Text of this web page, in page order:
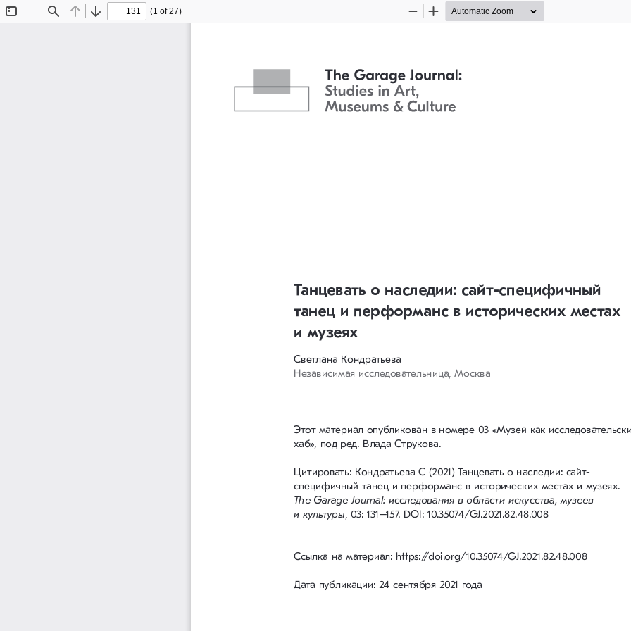
Find Previous
Next
(1 of 27)
Zoom
Zoom
Танцевать о наследии: сайт-специфичный
танец и перформанс в исторических местах
и музеях
Светлана Кондратьева
Независимая исследовательница, Москва
Этот материал опубликован в номере 03 «Музей как
хаб», под ред. Влада Струкова.
Цитировать: Кондратьева С (2021) Танцевать о наследии: сайт-
специфичный танец и перформанс в исторических местах и музеях.
The Garage Journal: исследования в области искусства, музеев
и культуры , 03: 131–157. DOI: 10.35074/GJ.2021.82.48.008
Ссылка на материал: https://doi.org/10.35074/GJ.2021.82.48.008
Дата публикации: 24 сентября 2021 года